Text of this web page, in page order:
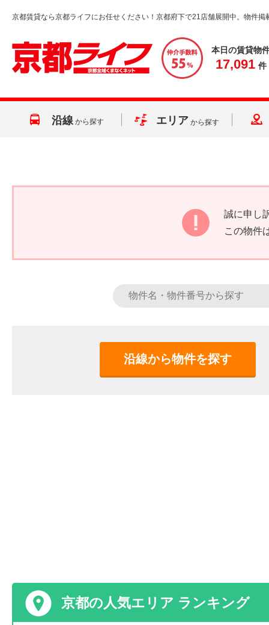
京都賃貸なら京都ライフにお任せください！京都府下で21店舗展開中。物件掲
本日の賃貸物
17,091 件
沿線 から探す エリア から探す
誠に申し
この物件
沿線から物件を探す
京都の人気エリア ランキング